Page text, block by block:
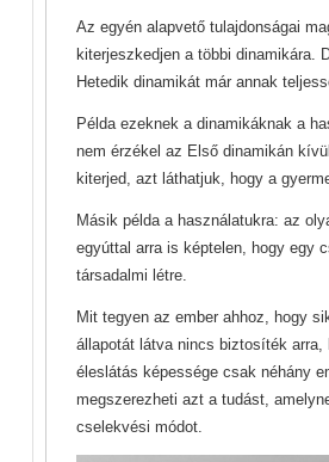
Az egyén alapvető tulajdonságai
kiterjeszkedjen a többi dinamikára.
Hetedik dinamikát már annak
Példa ezeknek a dinamikáknak a
nem érzékel az Első dinamikán
kiterjed, azt láthatjuk, hogy a
Másik példa a használatukra: az
egyúttal arra is képtelen, hogy egy
társadalmi létre.
Mit tegyen az ember ahhoz, hogy
állapotát látva nincs biztosíték
éleslátás képessége csak néhány
megszerezheti azt a tudást,
cselekvési módot.